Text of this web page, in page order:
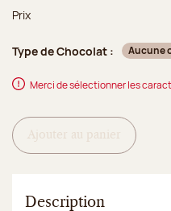
Prix
Type de Chocolat : Aucune
Merci de sélectionner les
Ajouter au panier
Description